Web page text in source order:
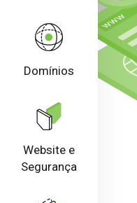
Domínios
Website e
Segurança